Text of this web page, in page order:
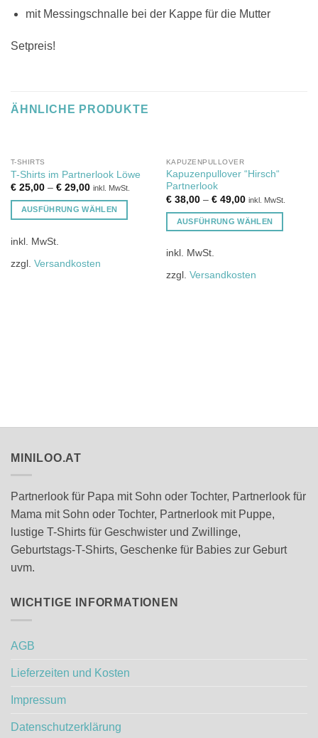
mit Messingschnalle bei der Kappe für die Mutter
Setpreis!
ÄHNLICHE PRODUKTE
T-SHIRTS
T-Shirts im Partnerlook Löwe
€25,00– €29,00 inkl. MwSt.
AUSFÜHRUNG WÄHLEN
Produkt
mehrere
inkl. MwSt.
zzgl. Versandkosten
KAPUZENPULLOVER
Kapuzenpullover “Hirsch“
Partnerlook
€38,00– €49,00 inkl. MwSt.
AUSFÜHRUNG WÄHLEN
Produkt
mehrere
inkl. MwSt.
zzgl. Versandkosten
MINILOO.AT
Partnerlook für Papa mit Sohn oder Tochter, Partnerlook für
Mama mit Sohn oder Tochter, Partnerlook mit Puppe,
lustige T-Shirts für Geschwister und Zwillinge,
Geburtstags-T-Shirts, Geschenke für Babies zur Geburt
uvm.
WICHTIGE INFORMATIONEN
AGB
Lieferzeiten und Kosten
Impressum
Datenschutzerklärung